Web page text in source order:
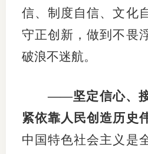
信、制度自信、文化
守正创新，做到不畏
破浪不迷航。
——坚定信心、
紧依靠人民创造历史
中国特色社会主义是